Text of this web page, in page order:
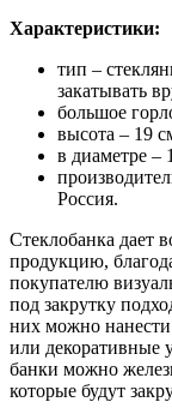
Характеристики:
тип –
закатывать
большое
высота – 19
в диаметре –
Россия.
Стеклобанка дает
продукцию,
покупателю
под закрутку
них можно
или декоративные
банки можно
которые будут